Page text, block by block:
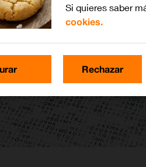
Si quieres saber
cookies.
Rechazar